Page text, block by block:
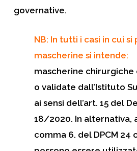
governative.
NB: In tutti i casi in cui si
mascherine si intende:
mascherine chirurgiche
o validate dall’Istituto
ai sensi dell’art. 15 del
18/2020. In alternativa,
comma 6. del DPCM 24